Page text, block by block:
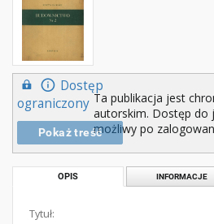
Dostęp
ograniczony
Pokaż treść
Ta publikacja jest
autorskim. Dostęp
możliwy po
OPIS INFORMACJE
Tytuł: